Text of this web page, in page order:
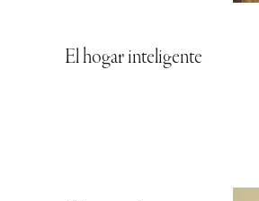
El hogar inteligente